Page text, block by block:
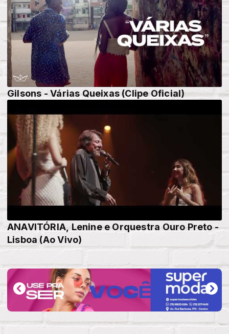
Gilsons - Várias Queixas (Clipe Oficial)
ANAVITÓRIA, Lenine e Orquestra Ouro Preto -
Lisboa (Ao Vivo)